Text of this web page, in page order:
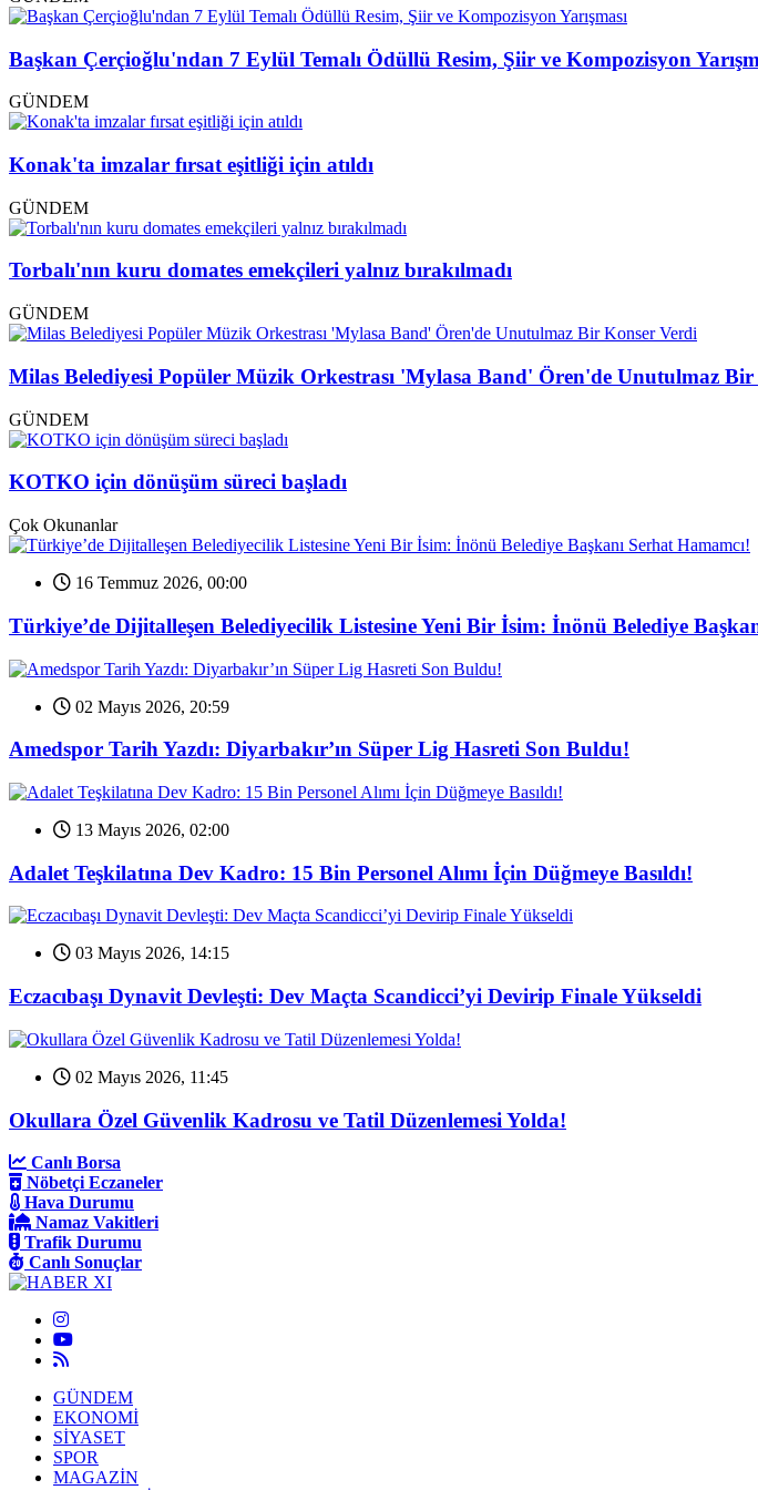
Başkan Çerçioğlu'ndan 7 Eylül Temalı Ödüllü Resim, Şiir ve Kompozisyon
GÜNDEM
Konak'ta imzalar fırsat eşitliği için atıldı
GÜNDEM
Torbalı'nın kuru domates emekçileri yalnız bırakılmadı
GÜNDEM
Milas Belediyesi Popüler Müzik Orkestrası 'Mylasa Band' Ören'de Unutulmaz
GÜNDEM
KOTKO için dönüşüm süreci başladı
Çok Okunanlar
16 Temmuz 2026, 00:00
Türkiye’de Dijitalleşen Belediyecilik Listesine Yeni Bir İsim: İnönü Belediye
02 Mayıs 2026, 20:59
Amedspor Tarih Yazdı: Diyarbakır’ın Süper Lig Hasreti Son Buldu!
13 Mayıs 2026, 02:00
Adalet Teşkilatına Dev Kadro: 15 Bin Personel Alımı İçin Düğmeye Basıldı!
03 Mayıs 2026, 14:15
Eczacıbaşı Dynavit Devleşti: Dev Maçta Scandicci’yi Devirip Finale Yükseldi
02 Mayıs 2026, 11:45
Okullara Özel Güvenlik Kadrosu ve Tatil Düzenlemesi Yolda!
Canlı Borsa
Nöbetçi Eczaneler
Hava Durumu
Namaz Vakitleri
Trafik Durumu
Canlı Sonuçlar
GÜNDEM
EKONOMİ
SİYASET
SPOR
MAGAZİN